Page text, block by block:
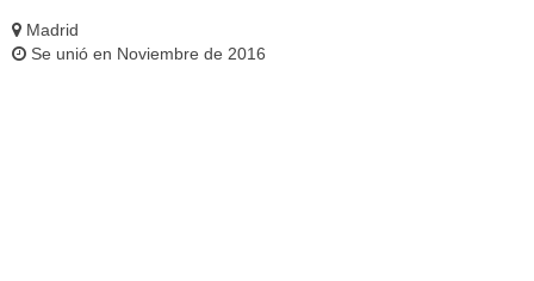
Madrid
Se unió en Noviembre de 2016